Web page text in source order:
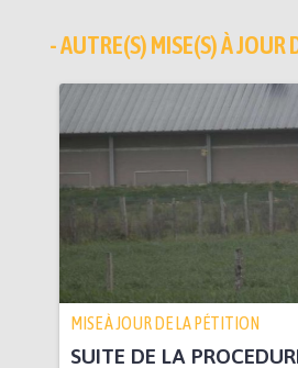
- AUTRE(S) MISE(S) À JOUR
MISE À JOUR DE LA PÉTITION
SUITE DE LA